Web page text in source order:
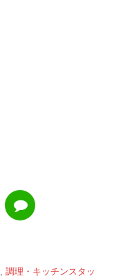
調理・キッチンスタッ